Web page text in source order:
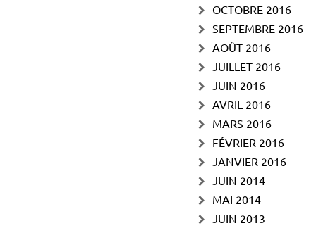
OCTOBRE 2016
SEPTEMBRE 2016
AOÛT 2016
JUILLET 2016
JUIN 2016
AVRIL 2016
MARS 2016
FÉVRIER 2016
JANVIER 2016
JUIN 2014
MAI 2014
JUIN 2013